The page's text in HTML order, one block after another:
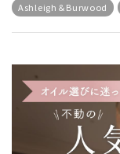
Ashleigh＆Burwood